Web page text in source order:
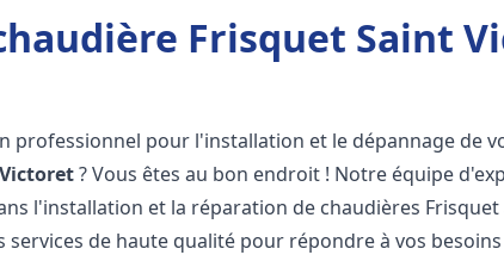
Frisquet Saint
professionnel pour l'installation et le dépannage de
? Vous êtes au bon endroit ! Notre équipe
l'installation et la réparation de chaudières
services de haute qualité pour répondre à vos